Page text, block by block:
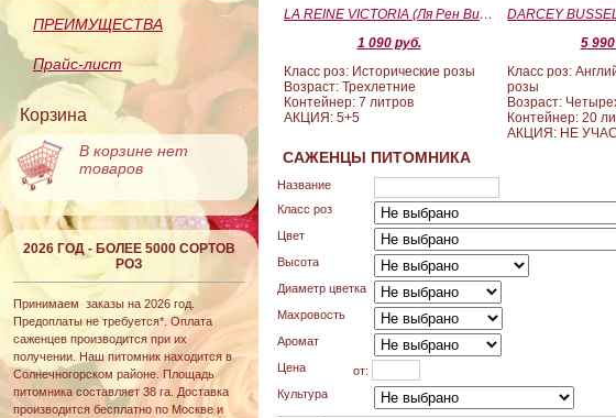
ПРЕИМУЩЕСТВА
Прайс-лист
Корзина
В корзине нет
товаров
2026 ГОД - БОЛЕЕ 5000 СОРТОВ
РОЗ
Принимаем заказы на 2026 год.
Предоплаты не требуется*. Оплата
саженцев производится при их
получении. Наш питомник находится в
Солнечногорском районе. Площадь
питомника составляет 38 га. Доставка
производится бесплатно по Москве и
LA REINE VICTORIA (Ля Рен Виктория)
1 090 руб.
Класс роз: Исторические розы
Возраст: Трехлетние
Контейнер: 7 литров
АКЦИЯ: 5+5
5
Класс роз:
розы
Возраст:
Контейнер: 20
АКЦИЯ: НЕ
САЖЕНЦЫ ПИТОМНИКА
Название
Класс роз
Цвет
Высота
Диаметр цветка
Махровость
Аромат
Цена
от:
Культура